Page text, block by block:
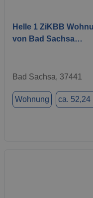
Helle 1 ZiKBB
von Bad Sachsa…
Bad Sachsa, 37441
Wohnung ca. 52,24